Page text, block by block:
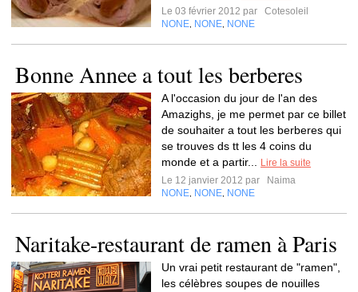
Le 03 février 2012 par
Cotesoleil
NONE NONE NONE
Bonne Annee a tout les berberes
A l'occasion du jour de l'an des
Amazighs, je me permet par ce billet
de souhaiter a tout les berberes qui
se trouves ds tt les 4 coins du
monde et a partir...
Lire la suite
Le 12 janvier 2012 par
Naima
NONE NONE NONE
Naritake-restaurant de ramen à Paris
Un vrai petit restaurant de "ramen",
les célèbres soupes de nouilles